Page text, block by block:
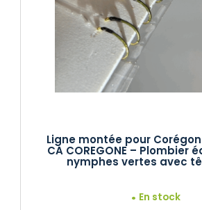
Ligne montée pour
CA COREGONE – Plombier
nymphes vertes avec
En stock